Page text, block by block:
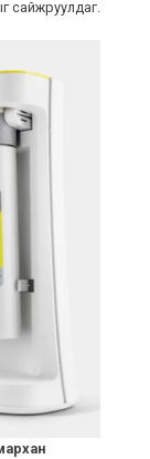
сайжруулдаг.